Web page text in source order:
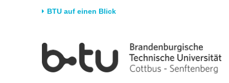
BTU auf einen Blick
Universität Forschung